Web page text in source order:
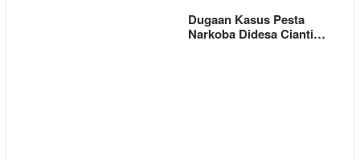
Dugaan Kasus Pesta
Narkoba Didesa Cianti…